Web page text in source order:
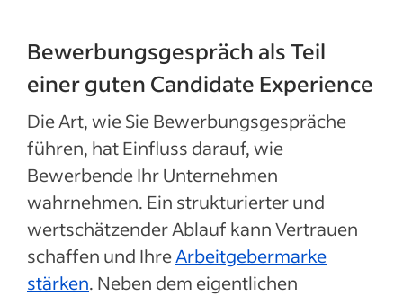
Bewerbungsgespräch als Teil
einer guten Candidate Experience
Die Art, wie Sie Bewerbungsgespräche
führen, hat Einfluss darauf, wie
Bewerbende Ihr Unternehmen
wahrnehmen. Ein strukturierter und
wertschätzender Ablauf kann Vertrauen
schaffen und IhreArbeitgebermarke
stärken. Neben dem eigentlichen